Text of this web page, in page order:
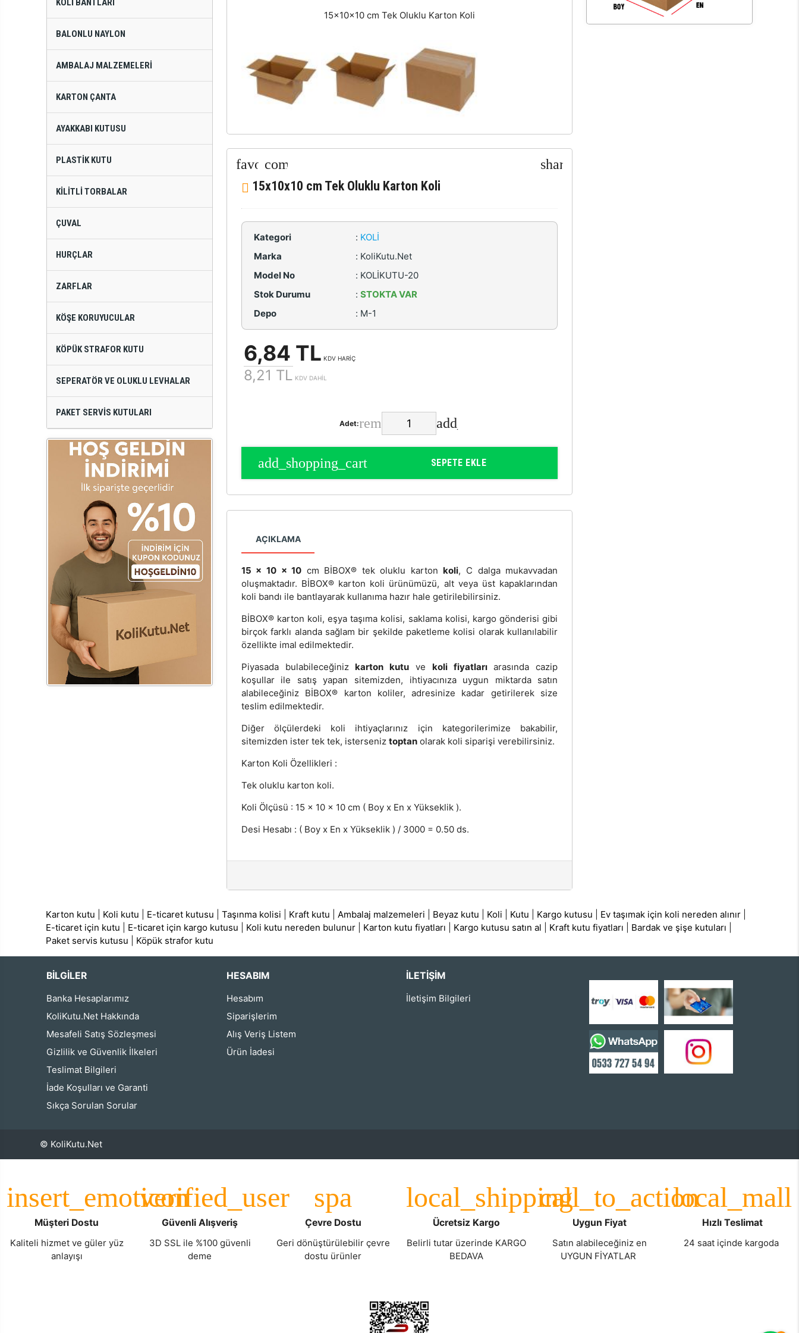
KOLI BANTLARI
BALONLU NAYLON
AMBALAJ MALZEMELERI
KARTON ÇANTA
AYAKKABI KUTUSU
PLASTIK KUTU
KILITLI TORBALAR
ÇUVAL
HURÇLAR
ZARFLAR
KÖŞE KORUYUCULAR
KÖPÜK STRAFOR KUTU
SEPERATÖR VE OLUKLU LEVHALAR
PAKET SERVIS KUTULARI
15x10x10 cm Tek Oluklu Karton Koli
15x10x10 cm Tek Oluklu Karton Koli
Kategori : KOLI
Marka
: KoliKutu.Net
Model No
: KOLİKUTU-20
Stok Durumu
: STOKTA VAR
Depo
: M-1
6,84 TL KDV HARİÇ
8,21 TL KDV DAHİL
Adet:
SEPETE EKLE
AÇIKLAMA
15 x 10 x 10 cm BİBOX® tek oluklu kartonkoli, C dalga mukavvadan
oluşmaktadır. BİBOX® karton koli ürünümüzü, alt veya üst kapaklarından
koli bandı ile bantlayarak kullanıma hazır hale getirilebilirsiniz.
BİBOX® karton koli, eşya taşıma kolisi, saklama kolisi, kargo gönderisi gibi
birçok farklı alanda sağlam bir şekilde paketleme kolisi olarak kullanılabilir
özellikte imal edilmektedir.
Piyasada bulabileceğinizkarton kutu ve koli fiyatlarıarasında cazip
koşullar ile satış yapan sitemizden, ihtiyacınıza uygun miktarda satın
alabileceğiniz BİBOX® karton koliler, adresinize kadar getirilerek size
teslim edilmektedir.
Diğer ölçülerdeki koli ihtiyaçlarınız için kategorilerimize bakabilir,
sitemizden ister tek tek, isterseniz toptanolarak koli siparişi verebilirsiniz.
Karton Koli Özellikleri :
Tek oluklu karton koli.
Koli Ölçüsü : 15 x 10 x 10 cm ( Boy x En x Yükseklik ).
Desi Hesabı : ( Boy x En x Yükseklik ) / 3000 = 0.50 ds.
Karton kutu Koli kutu E-ticaret kutusu |Taşınma kolisi Kraft kutu Ambalaj malzemeleri Beyaz kutu Koli Kutu Kargo kutusu Ev taşımak için koli nereden alınır
E-ticaret için kutu
E-ticaret için kargo kutusu Koli kutu nereden bulunur Karton kutu fiyatları Kargo kutusu satın al Kraft kutu fiyatları Bardak ve şişe kutuları
Paket servis kutusu
Köpük strafor kutu
BİLGİLER
Banka Hesaplarımız
KoliKutu.Net Hakkında
Mesafeli Satış Sözleşmesi
Gizlilik ve Güvenlik İlkeleri
Teslimat Bilgileri
İade Koşulları ve Garanti
Sıkça Sorulan Sorular
HESABIM
Hesabım
Siparişlerim
Alış Veriş Listem
Ürün İadesi
İLETIŞIM
İletişim Bilgileri
© KoliKutu.Net
Müşteri Dostu
Kaliteli hizmet ve güler yüz
anlayışı
Güvenli Alışveriş
3D SSL ile %100 güvenli
deme
Çevre Dostu
Geri dönüştürülebilir çevre
dostu ürünler
Ücretsiz Kargo
Belirli tutar üzerinde KARGO
BEDAVA
Uygun Fiyat
Satın alabileceğiniz en
UYGUN FİYATLAR
Hızlı Teslimat
24 saat içinde kargoda